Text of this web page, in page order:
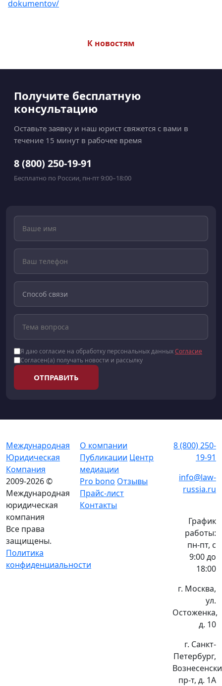
dokumentov/
К новостям
Получите бесплатную
консультацию
Оставьте заявку и наш юрист свяжется с вами в
течение 15 минут в рабочее время
8 (800) 250-19-91
Бесплатно по России, пн-пт 9:00–18:00
Я даю согласие на обработку персональных данныхСогласие
Согласен(а) получать новости и рассылку
ОТПРАВИТЬ
Международная
Юридическая
Компания
2009-2026 ©
Международная
юридическая
компания
Все права
защищены.
Политика
конфиденциальности
О компании
Публикации Центр
медиации
Pro bono Отзывы
Прайс-лист
Контакты
8 (800) 250-
19-91
info@law-
russia.ru
График
работы:
пн-пт, с
9:00 до
18:00
г. Москва,
ул.
Остоженка,
д. 10
г. Санкт-
Петербург,
пр-т, д. 1А